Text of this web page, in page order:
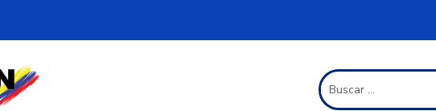
Término de Búsqueda